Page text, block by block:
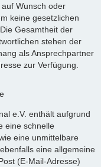
Wunsch oder
keine gesetzlichen
Gesamtheit der
stehen der
als Ansprechpartner
zur Verfügung.
e.V. enthält aufgrund
eine schnelle
eine unmittelbare
eine allgemeine
(E-Mail-Adresse)